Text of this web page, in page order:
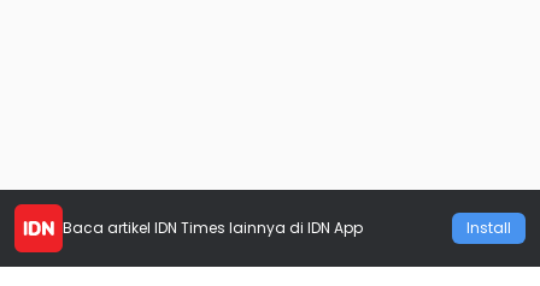
Baca artikel IDN Times lainnya di IDN App Install